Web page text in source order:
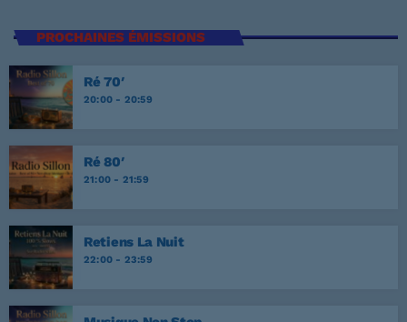
PROCHAINES ÉMISSIONS
Ré 70′
20:00 - 20:59
Ré 80′
21:00 - 21:59
Retiens La Nuit
22:00 - 23:59